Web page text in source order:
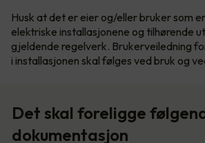
Husk at det er eier og/eller bruker som
elektriske installasjonene og tilhørende
gjeldende regelverk. Brukerveiledning
i installasjonen skal følges ved bruk og
Det skal foreligge
dokumentasjon